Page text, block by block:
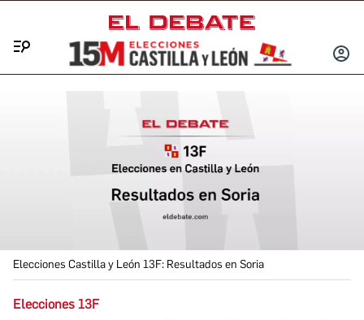
INICIAR
Elecciones Castilla y León 13F: Resultados en Soria
Elecciones 13F